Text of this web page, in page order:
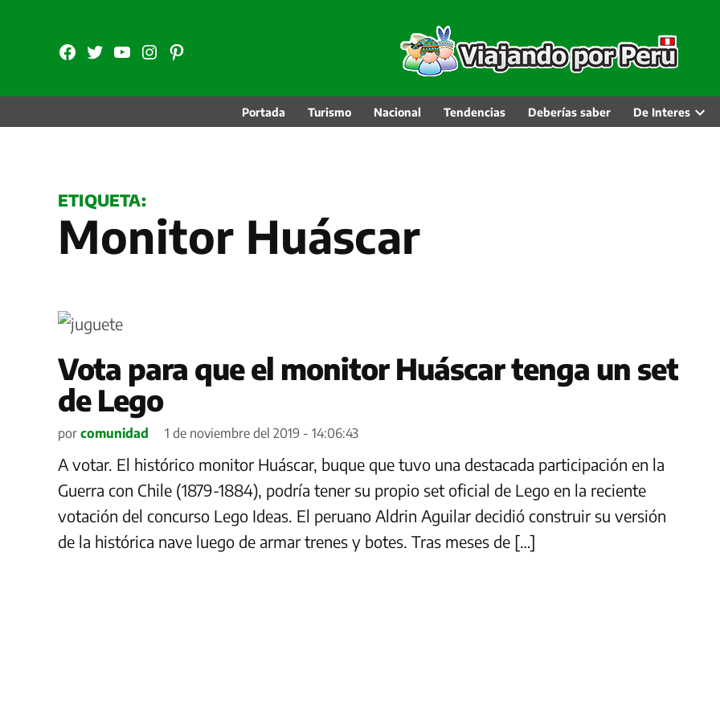
contenidoFB TW YouTubeInstagram
Pinterest
Portada Turismo Nacional Tendencias Deberías saber De Interes
ETIQUETA:
Monitor Huáscar
Vota para que el monitor Huáscar tenga un set
de Lego
por comunidad 1 de noviembre del 2019 - 14:06:43
A votar. El histórico monitor Huáscar, buque que tuvo una destacada participación en la
Guerra con Chile (1879-1884), podría tener su propio set oficial de Lego en la reciente
votación del concurso Lego Ideas. El peruano Aldrin Aguilar decidió construir su versión
de la histórica nave luego de armar trenes y botes. Tras meses de […]